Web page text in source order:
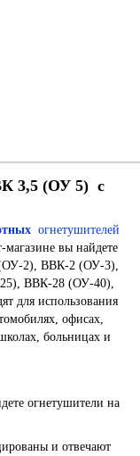
3,5 (ОУ 5) с
огнетушителей
вы найдете
(ОУ-2), ВВК-2 (ОУ-3),
ВВК-28 (ОУ-40),
для использования
офисах,
больницах и
огнетушители на
и отвечают